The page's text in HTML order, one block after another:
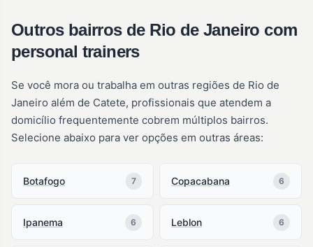
Outros bairros de Rio de Janeiro com
personal trainers
Se você mora ou trabalha em outras regiões de Rio de
Janeiro além de Catete, profissionais que atendem a
domicílio frequentemente cobrem múltiplos bairros.
Selecione abaixo para ver opções em outras áreas:
Botafogo 7 Copacabana 6
Ipanema 6 Leblon 6